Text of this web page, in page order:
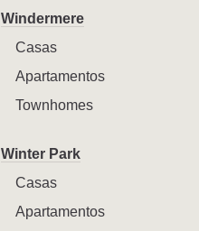
Windermere
Casas
Apartamentos
Townhomes
Winter Park
Casas
Apartamentos